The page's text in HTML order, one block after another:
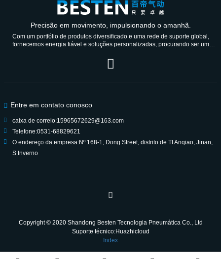
Precisão em movimento, impulsionando o amanhã.
Com um portfólio de produtos diversificado e uma rede de suporte global,
fornecemos energia fiável e soluções personalizadas, procurando ser um
Entre em contato conosco
caixa de correio:15965672629@163.com
Telefone:0531-68829621
O endereço da empresa:Nº 168-1, Dong Street, distrito de TI Anqiao, Jinan,
S Inverno
Copyright © 2020 Shandong Besten Tecnologia Pneumática Co., Ltd
Suporte técnico:Huazhicloud
Index